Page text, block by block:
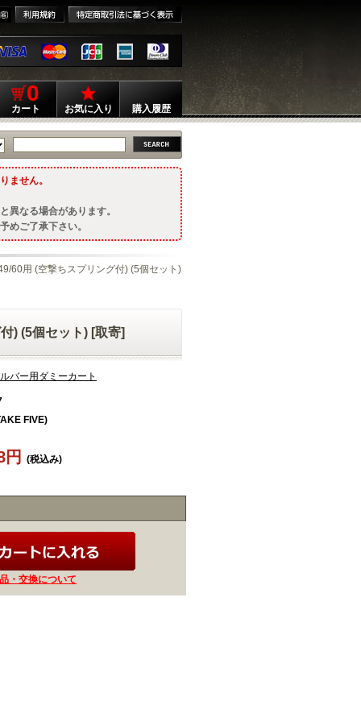
0
カート お気に入り 購入履歴
ません。
異なる場合があります。
めご了承下さい。
60用 (空撃ちスプリング付) (5個セット)
) (5個セット) [取寄]
バー用ダミーカート
FIVE)
円
(税込み)
・交換について